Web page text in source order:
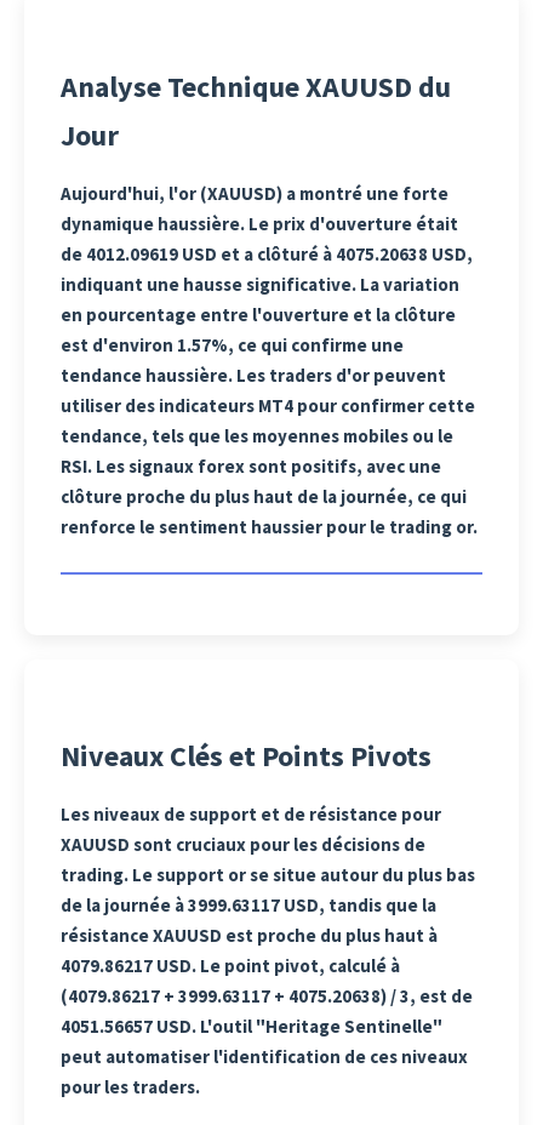
Analyse Technique XAUUSD du
Jour
Aujourd'hui, l'or (XAUUSD) a montré une forte
dynamique haussière. Le prix d'ouverture était
de 4012.09619 USD et a clôturé à 4075.20638 USD,
indiquant une hausse significative. La variation
en pourcentage entre l'ouverture et la clôture
est d'environ 1.57%, ce qui confirme une
tendance haussière. Les traders d'or peuvent
utiliser des indicateurs MT4 pour confirmer cette
tendance, tels que les moyennes mobiles ou le
RSI. Les signaux forex sont positifs, avec une
clôture proche du plus haut de la journée, ce qui
renforce le sentiment haussier pour le trading or.
Niveaux Clés et Points Pivots
Les niveaux de support et de résistance pour
XAUUSD sont cruciaux pour les décisions de
trading. Le support or se situe autour du plus bas
de la journée à 3999.63117 USD, tandis que la
résistance XAUUSD est proche du plus haut à
4079.86217 USD. Le point pivot, calculé à
(4079.86217 + 3999.63117 + 4075.20638) / 3, est de
4051.56657 USD. L'outil "Heritage Sentinelle"
peut automatiser l'identification de ces niveaux
pour les traders.